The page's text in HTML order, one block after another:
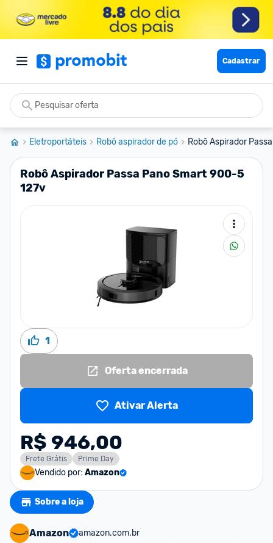
Cadastrar
Eletroportáteis Robô aspirador de pó Robô Aspirador
Robô Aspirador Passa Pano Smart 900-5
127v
1
Oferta encerrada
Ativar Alerta
R$ 946,00
Frete Grátis Prime Day
Vendido por: Amazon
Sobre a loja
Amazon
amazon.com.br